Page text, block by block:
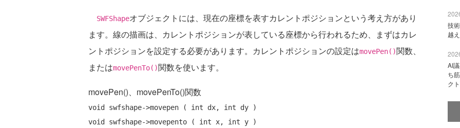
SWFShapeオブジェクトには、現在の座標を表すカレントポジションという考え方があり
ます。線の描画は、カレントポジションが表している座標から行われるため、まずはカレ
ントポジションを設定する必要があります。カレントポジションの設定はmovePen()関数、
またはmovePenTo()関数を使います。
movePen()、movePenTo()関数
void swfshape->movepen ( int dx, int dy )
技
越
AI
ち
ク